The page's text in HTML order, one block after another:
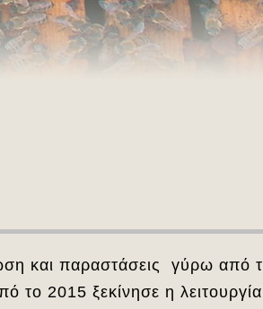
και παραστάσεις γύρω από
το 2015 ξεκίνησε η